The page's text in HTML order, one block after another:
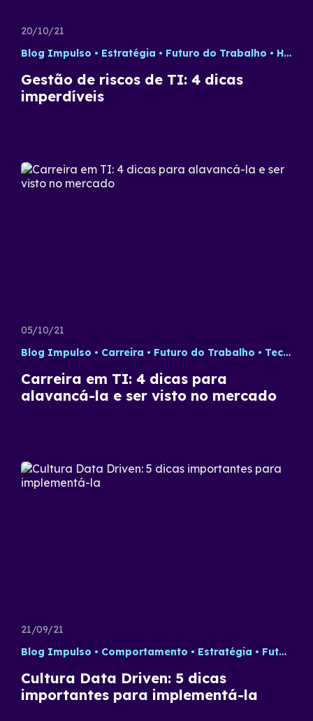
20/10/21
Blog Impulso
Estratégia Futuro do Trabalho Home Office
Gestão de riscos de TI: 4 dicas
imperdíveis
05/10/21
Blog Impulso
Carreira Futuro do Trabalho Tecnologia
Carreira em TI: 4 dicas para
alavancá-la e ser visto no mercado
21/09/21
Blog Impulso
Comportamento Estratégia Futuro do Trabalho
Cultura Data Driven: 5 dicas
importantes para implementá-la